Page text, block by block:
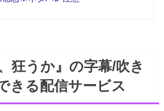
狂うか』の字幕/吹き
きる配信サービス